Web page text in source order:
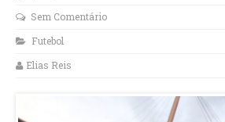
Sem Comentário
Futebol
Elias Reis